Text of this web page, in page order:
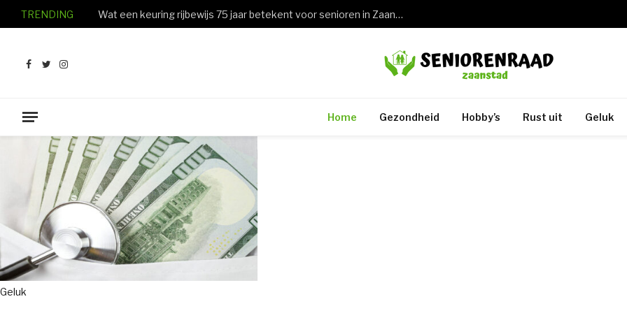
TRENDING Wat een keuring rijbewijs 75 jaar betekent voor senioren in Zaandam en de rest van Zaanstad
Facebook
TwitterInstagram
Home Gezondheid Hobby’s Rust uit Geluk
Geluk